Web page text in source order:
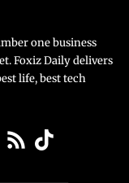
one business
Foxiz Daily delivers
life, best tech